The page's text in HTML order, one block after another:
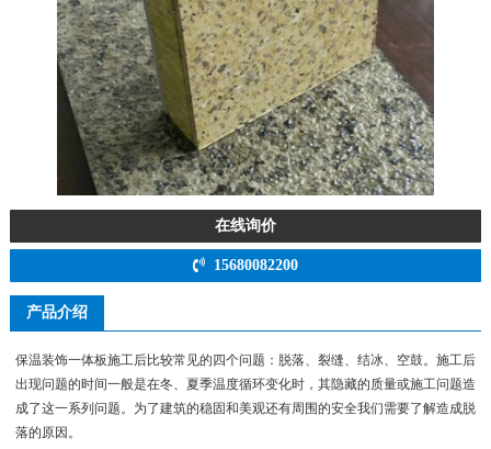
在线询价
15680082200
产品介绍
保温装饰一体板施工后比较常见的四个问题：脱落、裂缝、结冰、空鼓。施工后
出现问题的时间一般是在冬、夏季温度循环变化时，其隐藏的质量或施工问题造
成了这一系列问题。为了建筑的稳固和美观还有周围的安全我们需要了解造成脱
落的原因。